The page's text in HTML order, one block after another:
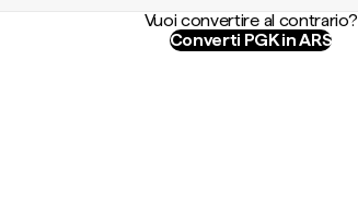
Vuoi convertire al contrario?
Converti PGK in ARS